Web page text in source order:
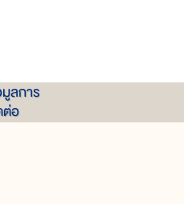
ลการ
อ